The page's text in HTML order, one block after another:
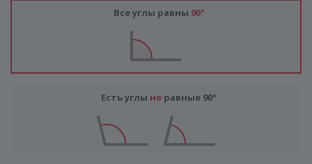
Все углы равны 90°
Есть углы не равные 90°
ГЕНЕРАТОР ДУШЕВЫХ КАБИН